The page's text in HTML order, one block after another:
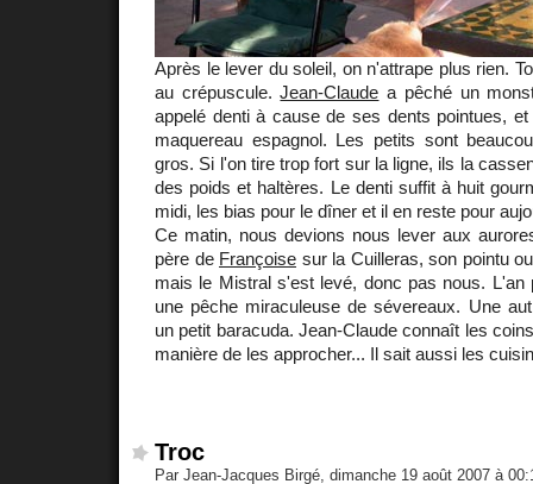
Après le lever du soleil, on n'attrape plus rien.
au crépuscule.Jean-Claude a pêché un
appelé denti à cause de ses dents pointues,
maquereau espagnol. Les petits sont
gros. Si l'on tire trop fort sur la ligne, ils la
des poids et haltères. Le denti suffit à huit
midi, les bias pour le dîner et il en reste pour
Ce matin, nous devions nous lever aux
père de Françoise sur la Cuilleras, son pointu
mais le Mistral s'est levé, donc pas nous. L'an
une pêche miraculeuse de sévereaux. Une
un petit baracuda. Jean-Claude connaît les
manière de les approcher... Il sait aussi les
Troc
Par Jean-Jacques Birgé, dimanche 19 août 2007 à